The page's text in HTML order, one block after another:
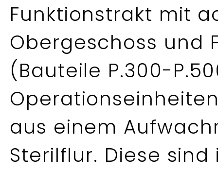
Funktionstrakt mit
Obergeschoss und
(Bauteile P.300-
aus einem
Sterilflur. Diese